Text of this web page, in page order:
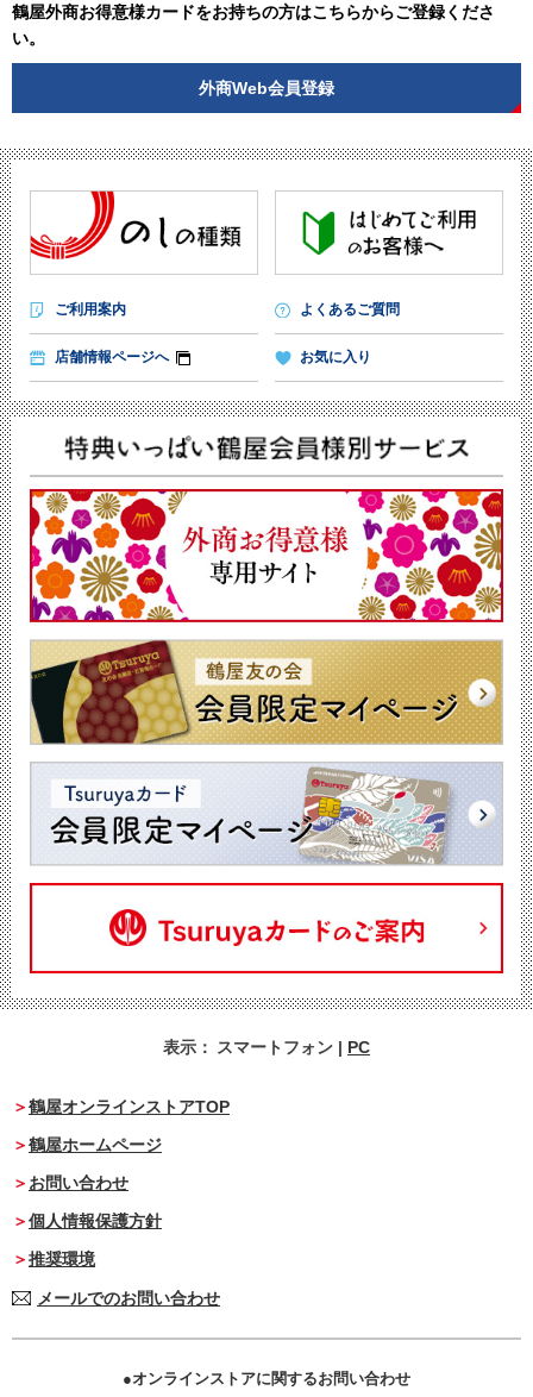
鶴屋外商お得意様カードをお持ちの方はこちらからご登録くださ
い。
外商Web会員登録
ご利用案内 よくあるご質問
店舗情報ページへ お気に入り
表示： スマートフォン | PC
鶴屋オンラインストアTOP
鶴屋ホームページ
お問い合わせ
個人情報保護方針
推奨環境
メールでのお問い合わせ
オンラインストアに関するお問い合わせ